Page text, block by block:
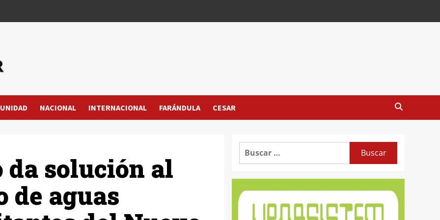
NACIONAL INTERNACIONAL FARÁNDULA CESAR
da solución al
de aguas
Buscar: